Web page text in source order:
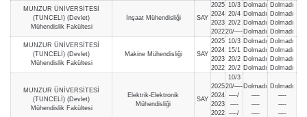
MUNZUR ÜNİVERSİTESİ
(TUNCELİ) (Devlet)
Mühendislik Fakültesi
İnşaat Mühendisliği SAY
2025
2024
2023
2022
10/3
20/4
20/2
20/—-
Dolmadı
Dolmadı
Dolmadı
Dolmadı
Dolmadı
Dolmadı
Dolmadı
Dolmadı
MUNZUR ÜNİVERSİTESİ
(TUNCELİ) (Devlet)
Mühendislik Fakültesi
Makine Mühendisliği SAY
2025
2024
2023
2022
10/3
15/1
20/2
20/2
Dolmadı
Dolmadı
Dolmadı
Dolmadı
Dolmadı
Dolmadı
Dolmadı
Dolmadı
MUNZUR ÜNİVERSİTESİ
(TUNCELİ) (Devlet)
Mühendislik Fakültesi
Elektrik-Elektronik
Mühendisliği
SAY
2025
2024
2023
2022
10/3
20/—-
—-/
—-
—-/
Dolmadı
—-
—-
—-
Dolmadı
—-
—-
—-